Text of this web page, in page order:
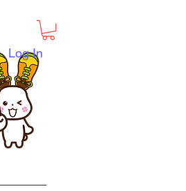
Log In